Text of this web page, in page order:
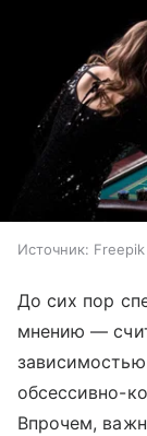
Источник: Freepik
До сих пор
мнению —
обсессивно-
Впрочем,